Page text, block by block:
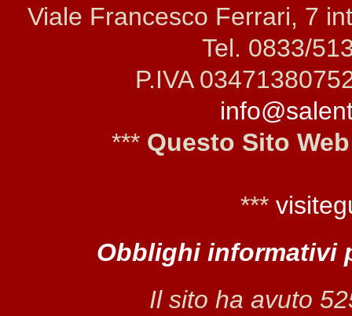
Viale Francesco Ferrari, 7
Tel. 0833/
P.IVA
*** Questo Sito
***
Obblighi informativi
Il sito ha avuto